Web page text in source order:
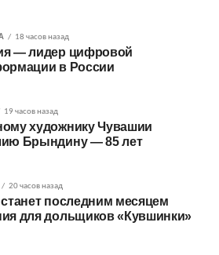
18 часов назад
— лидер цифровой
в России
19 часов назад
художнику Чувашии
Брындину — 85 лет
20 часов назад
станет последним месяцем
для дольщиков «Кувшинки»